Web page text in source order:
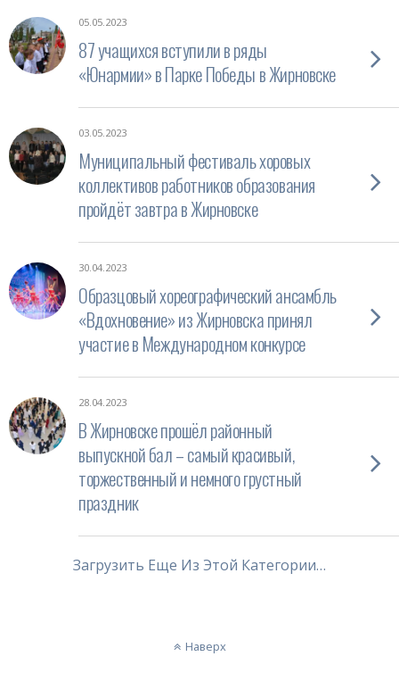
05.05.2023
87 учащихся вступили в ряды
«Юнармии» в Парке Победы в Жирновске
03.05.2023
Муниципальный фестиваль хоровых
коллективов работников образования
пройдёт завтра в Жирновске
30.04.2023
Образцовый хореографический ансамбль
«Вдохновение» из Жирновска принял
участие в Международном конкурсе
28.04.2023
В Жирновске прошёл районный
выпускной бал – самый красивый,
торжественный и немного грустный
праздник
Загрузить Еще Из Этой Категории…
Наверх